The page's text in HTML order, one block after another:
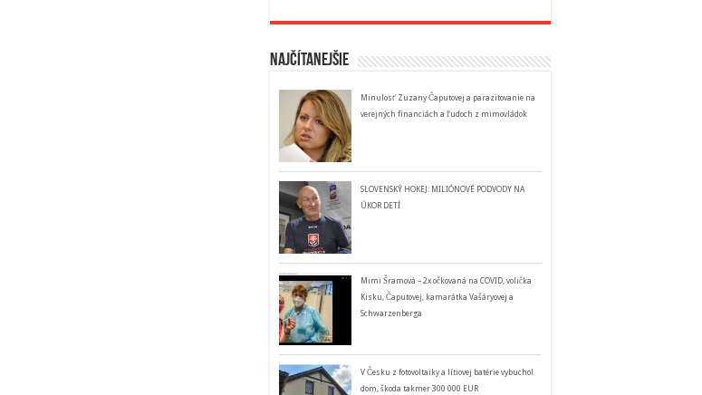
Najčítanejšie
Minulosť Zuzany Čaputovej a parazitovanie na
verejných financiách a ľudoch z mimovládok
SLOVENSKÝ HOKEJ: MILIÓNOVÉ PODVODY NA
ÚKOR DETÍ
Mimi Šramová – 2x očkovaná na COVID, volička
Kisku, Čaputovej, kamarátka Vašáryovej a
Schwarzenberga
V Česku z fotovoltaiky a lítiovej batérie vybuchol
dom, škoda takmer 300 000 EUR